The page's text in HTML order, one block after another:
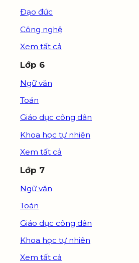
Đạo đức
Công nghệ
Xem tất cả
Lớp 6
Ngữ văn
Toán
Giáo dục công dân
Khoa học tự nhiên
Xem tất cả
Lớp 7
Ngữ văn
Toán
Giáo dục công dân
Khoa học tự nhiên
Xem tất cả